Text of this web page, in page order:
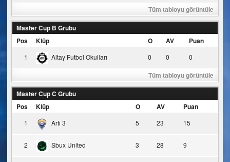
Tüm tabloyu görüntüle
Master Cup B Grubu
Pos
Klüp O AV Puan
1 Altay Futbol Okulları 0 0 0
Tüm tabloyu görüntüle
Master Cup C Grubu
Pos
Klüp O AV Puan
1 Artı 3 5 23 15
2 Sbux United 3 28 9